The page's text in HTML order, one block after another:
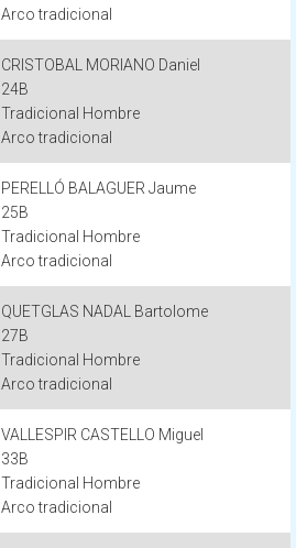
Arco tradicional
CRISTOBAL MORIANO Daniel
24B
Tradicional Hombre
Arco tradicional
PERELLÓ BALAGUER Jaume
25B
Tradicional Hombre
Arco tradicional
QUETGLAS NADAL Bartolome
27B
Tradicional Hombre
Arco tradicional
VALLESPIR CASTELLO Miguel
33B
Tradicional Hombre
Arco tradicional